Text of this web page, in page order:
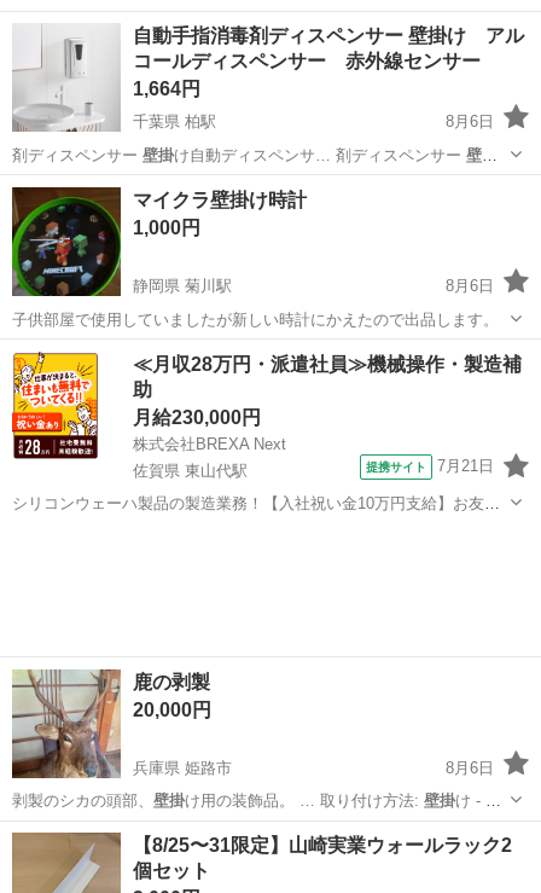
福岡 福岡市 博多駅 季節、空調家電 冷房
自動手指消毒剤ディスペンサー 壁掛け アル
コールディスペンサー 赤外線センサー
1,664円
千葉県 柏駅
8月6日
剤ディスペンサー 壁掛け自動ディスペンサ… 剤ディスペンサー 壁掛
け アルコールディ…
千葉 柏市 柏駅 その他
マイクラ壁掛け時計
1,000円
静岡県 菊川駅
8月6日
子供部屋で使用していましたが新しい時計にかえたので出品します。
静岡 御前崎市 菊川駅 時計
≪月収28万円・派遣社員≫機械操作・製造補
助
月給230,000円
株式会社BREXA Next
佐賀県 東山代駅
提携サイト 7月21日
シリコンウェーハ製品の製造業務！【入社祝い金10万円支給】お友達
鹿の剥製
20,000円
兵庫県 姫路市
8月6日
剥製のシカの頭部、 壁掛 け用の装飾品。 … 取り付け方法: 壁掛け - 角
の特徴:…
兵庫 姫路市
【8/25〜31限定】山崎実業ウォールラック2
個セット